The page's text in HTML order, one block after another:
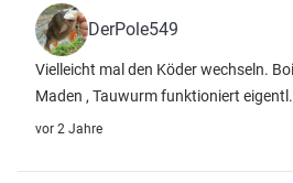
DerPole549
Vielleicht mal den Köder wechseln.
Maden , Tauwurm funktioniert
vor 2 Jahre